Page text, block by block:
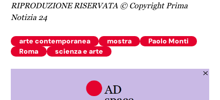
RIPRODUZIONE RISERVATA © Copyright Prima
Notizia 24
arte contemporanea mostra
Paolo Monti
Roma
scienza e arte